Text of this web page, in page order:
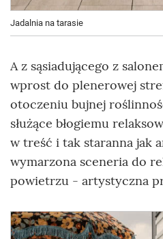
Jadalnia na tarasie
A z sąsiadującego z
wprost do plenerowej
otoczeniu bujnej
służące błogiemu
w treść i tak staranna jak
wymarzona sceneria do
powietrzu - artystyczna